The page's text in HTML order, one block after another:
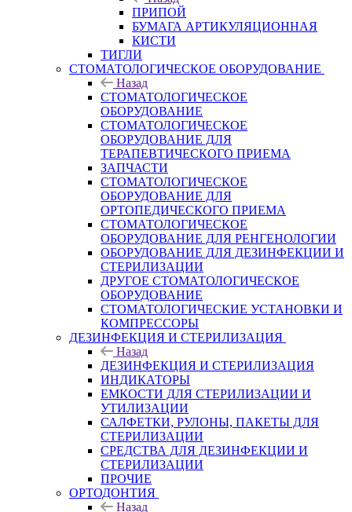
ПРИПОЙ
БУМАГА АРТИКУЛЯЦИОННАЯ
КИСТИ
ТИГЛИ
СТОМАТОЛОГИЧЕСКОЕ ОБОРУДОВАНИЕ
Назад
СТОМАТОЛОГИЧЕСКОЕ
ОБОРУДОВАНИЕ
СТОМАТОЛОГИЧЕСКОЕ
ОБОРУДОВАНИЕ ДЛЯ
ТЕРАПЕВТИЧЕСКОГО ПРИЕМА
ЗАПЧАСТИ
СТОМАТОЛОГИЧЕСКОЕ
ОБОРУДОВАНИЕ ДЛЯ
ОРТОПЕДИЧЕСКОГО ПРИЕМА
СТОМАТОЛОГИЧЕСКОЕ
ОБОРУДОВАНИЕ ДЛЯ РЕНГЕНОЛОГИИ
ОБОРУДОВАНИЕ ДЛЯ ДЕЗИНФЕКЦИИ И
СТЕРИЛИЗАЦИИ
ДРУГОЕ СТОМАТОЛОГИЧЕСКОЕ
ОБОРУДОВАНИЕ
СТОМАТОЛОГИЧЕСКИЕ УСТАНОВКИ И
КОМПРЕССОРЫ
ДЕЗИНФЕКЦИЯ И СТЕРИЛИЗАЦИЯ
Назад
ДЕЗИНФЕКЦИЯ И СТЕРИЛИЗАЦИЯ
ИНДИКАТОРЫ
ЕМКОСТИ ДЛЯ СТЕРИЛИЗАЦИИ И
УТИЛИЗАЦИИ
САЛФЕТКИ, РУЛОНЫ, ПАКЕТЫ ДЛЯ
СТЕРИЛИЗАЦИИ
СРЕДСТВА ДЛЯ ДЕЗИНФЕКЦИИ И
СТЕРИЛИЗАЦИИ
ПРОЧИЕ
ОРТОДОНТИЯ
Назад